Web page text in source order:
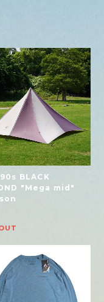
BLACK
"Mega mid"